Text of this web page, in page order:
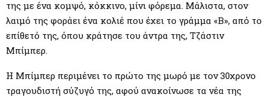
της με ένα κομψό, κόκκινο, μίνι φόρεμα. Mάλιστα, στον
λαιμό της φοράει ένα κολιέ που έχει το γράμμα «Β», από το
επίθετό της, όπου κράτησε του άντρα της, Τζάστιν
Μπίμπερ.
Η Μπίμπερ περιμένει το πρώτο της μωρό με τον 30χρονο
τραγουδιστή σύζυγό της, αφού ανακοίνωσε τα νέα της